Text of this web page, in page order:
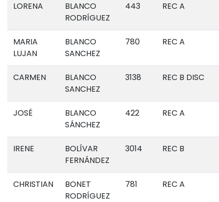
LORENA
BLANCO
RODRÍGUEZ
443 REC A
MARIA
LUJAN
BLANCO
SANCHEZ
780 REC A
CARMEN
BLANCO
SANCHEZ
3138 REC B DISC
JOSÉ
BLANCO
SÁNCHEZ
422 REC A
IRENE
BOLÍVAR
FERNÁNDEZ
3014 REC B
CHRISTIAN
BONET
RODRÍGUEZ
781 REC A